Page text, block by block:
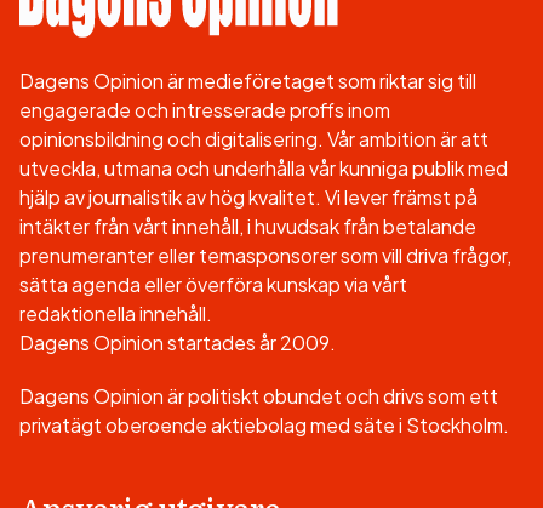
Dagens Opinion är medieföretaget som riktar sig till
engagerade och intresserade proffs inom
opinionsbildning och digitalisering. Vår ambition är att
utveckla, utmana och underhålla vår kunniga publik med
hjälp av journalistik av hög kvalitet. Vi lever främst på
intäkter från vårt innehåll, i huvudsak från betalande
prenumeranter eller temasponsorer som vill driva frågor,
sätta agenda eller överföra kunskap via vårt
redaktionella innehåll.
Dagens Opinion startades år 2009.
Dagens Opinion är politiskt obundet och drivs som ett
privatägt oberoende aktiebolag med säte i Stockholm.